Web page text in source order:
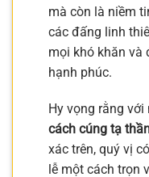
mà còn là niềm
các đấng linh
mọi khó khăn và
hạnh phúc.
Hy vọng rằng
cách cúng tạ
xác trên, quý vị
lễ một cách trọn